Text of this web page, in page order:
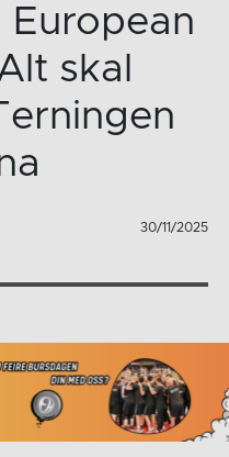
European
skal
30/11/2025